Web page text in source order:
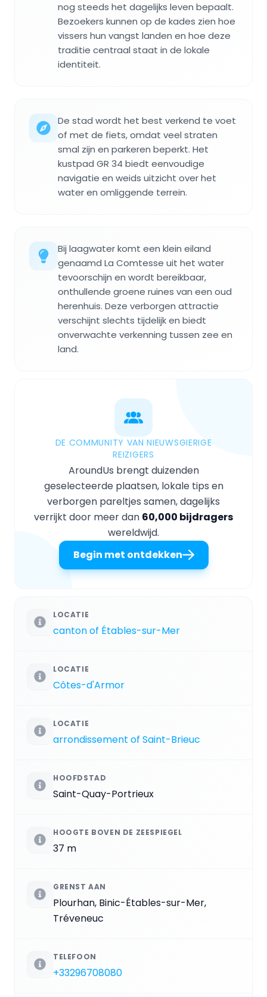
nog steeds het dagelijks leven bepaalt.
Bezoekers kunnen op de kades zien hoe
vissers hun vangst landen en hoe deze
traditie centraal staat in de lokale
identiteit.
De stad wordt het best verkend te voet
of met de fiets, omdat veel straten
smal zijn en parkeren beperkt. Het
kustpad GR 34 biedt eenvoudige
navigatie en weids uitzicht over het
water en omliggende terrein.
Bij laagwater komt een klein eiland
genaamd La Comtesse uit het water
tevoorschijn en wordt bereikbaar,
onthullende groene ruines van een oud
herenhuis. Deze verborgen attractie
verschijnt slechts tijdelijk en biedt
onverwachte verkenning tussen zee en
land.
DE COMMUNITY VAN NIEUWSGIERIGE
REIZIGERS
AroundUs brengt duizenden
geselecteerde plaatsen, lokale tips en
verborgen pareltjes samen, dagelijks
verrijkt door meer dan 60,000 bijdragers
wereldwijd.
Begin met ontdekken
LOCATIE
canton of Étables-sur-Mer
LOCATIE
Côtes-d'Armor
LOCATIE
arrondissement of Saint-Brieuc
HOOFDSTAD
Saint-Quay-Portrieux
HOOGTE BOVEN DE ZEESPIEGEL
37 m
GRENST AAN
Plourhan, Binic-Étables-sur-Mer,
Tréveneuc
TELEFOON
+33296708080